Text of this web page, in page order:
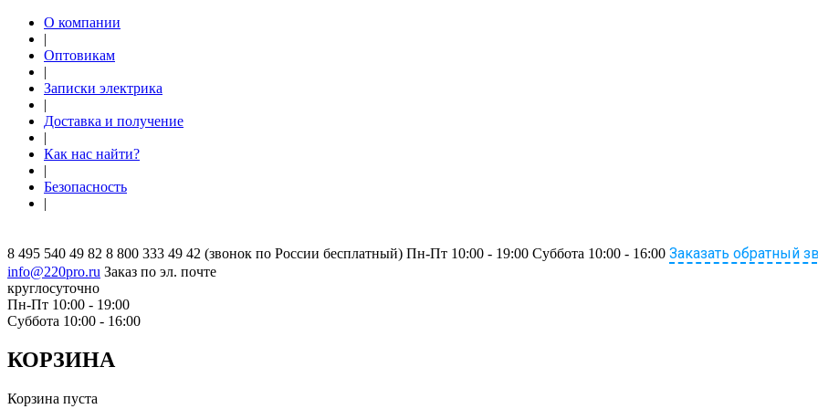
О компании
|
Оптовикам
|
Записки электрика
|
Доставка и получение
|
Как нас найти?
|
Безопасность
|
8 495 540 49 82 8 800 333 49 42 (звонок по России бесплатный) Пн-Пт 10:00 - 19:00 Суббота 10:00 - 16:00 Заказать обратный
info@220pro.ru Заказ по эл. почте
круглосуточно
Пн-Пт 10:00 - 19:00
Суббота 10:00 - 16:00
КОРЗИНА
Корзина пуста